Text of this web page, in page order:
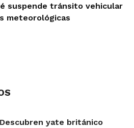
suspende tránsito vehicular
meteorológicas
Descubren yate británico